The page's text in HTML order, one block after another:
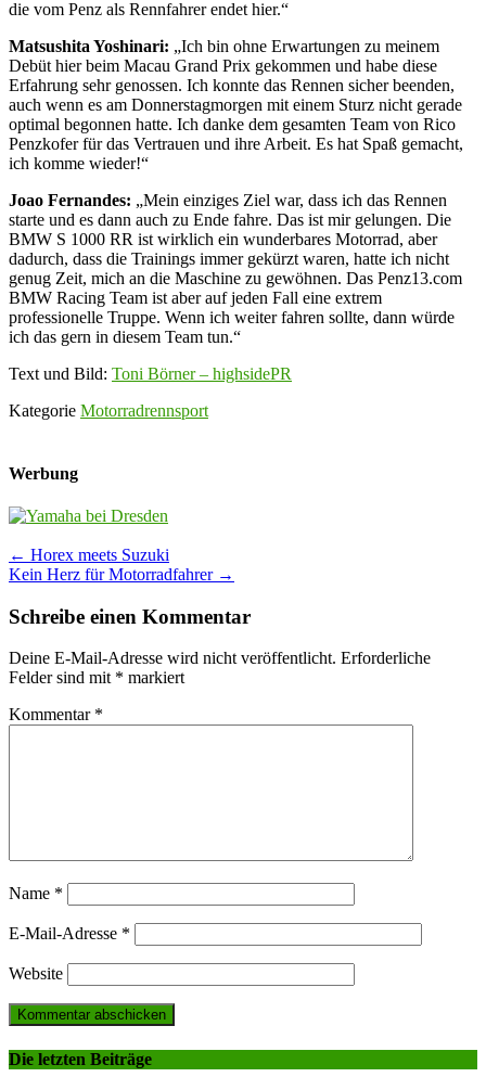
die vom Penz als Rennfahrer endet hier.“
Matsushita Yoshinari: „Ich bin ohne Erwartungen zu meinem
Debüt hier beim Macau Grand Prix gekommen und habe diese
Erfahrung sehr genossen. Ich konnte das Rennen sicher beenden,
auch wenn es am Donnerstagmorgen mit einem Sturz nicht gerade
optimal begonnen hatte. Ich danke dem gesamten Team von Rico
Penzkofer für das Vertrauen und ihre Arbeit. Es hat Spaß gemacht,
ich komme wieder!“
Joao Fernandes: „Mein einziges Ziel war, dass ich das Rennen
starte und es dann auch zu Ende fahre. Das ist mir gelungen. Die
BMW S 1000 RR ist wirklich ein wunderbares Motorrad, aber
dadurch, dass die Trainings immer gekürzt waren, hatte ich nicht
genug Zeit, mich an die Maschine zu gewöhnen. Das Penz13.com
BMW Racing Team ist aber auf jeden Fall eine extrem
professionelle Truppe. Wenn ich weiter fahren sollte, dann würde
ich das gern in diesem Team tun.“
Text und Bild: Toni Börner – highsidePR
Kategorie Motorradrennsport
Werbung
Post
navigation
← Horex meets Suzuki
Kein Herz für Motorradfahrer →
Schreibe einen Kommentar
Deine E-Mail-Adresse wird nicht veröffentlicht. Erforderliche
Felder sind mit * markiert
Kommentar *
Name *
E-Mail-Adresse *
Website
Die letzten Beiträge